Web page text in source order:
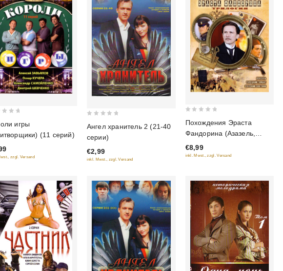
игры
(11 серий)
zzgl. Versand
of
5
Ангел хранитель 2 (21-40
серии)
€2,99
inkl. Mwst., zzgl. Versand
of
5
Похождения Эраста
Фандорина (Азазель,
Турецкий гамбит, Статский
Советник)
€8,99
inkl. Mwst., zzgl. Versand